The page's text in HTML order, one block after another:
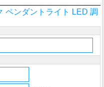
ペンダントライト LED 調